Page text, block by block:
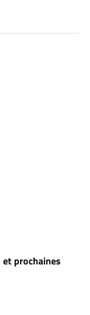
prochaines